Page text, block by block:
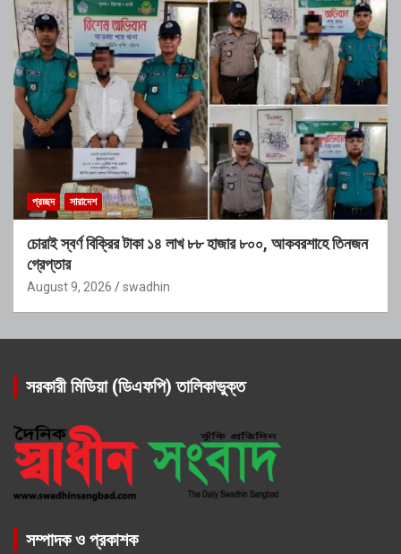
প্রচ্ছদ সারাদেশ
চোরাই স্বর্ণ বিক্রির টাকা ১৪ লাখ ৮৮ হাজার ৮০০, আকবরশাহে তিনজন
গ্রেপ্তার
August 9, 2026 swadhin
সরকারী মিডিয়া (ডিএফপি) তালিকাভুক্ত
সম্পাদক ও প্রকাশক